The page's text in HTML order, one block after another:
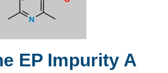
EP Impurity A